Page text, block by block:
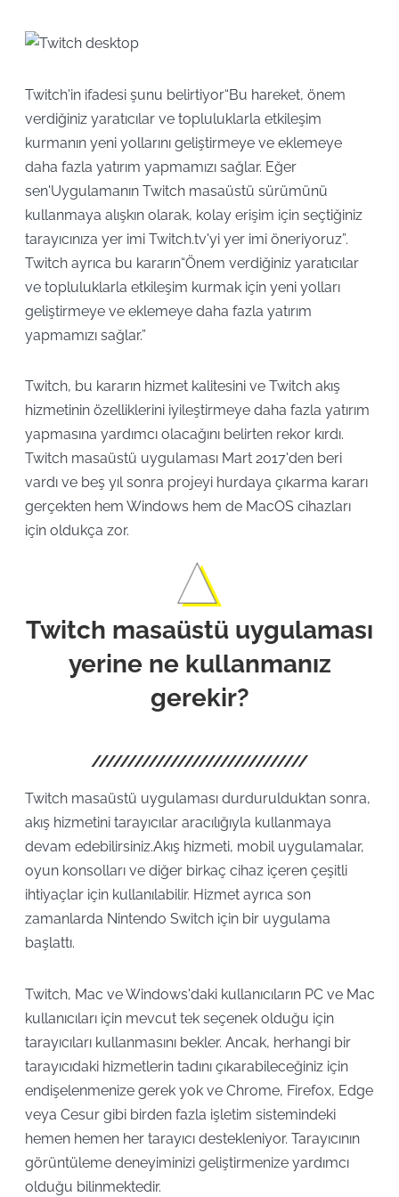
Twitch'in ifadesi şunu belirtiyor“Bu hareket, önem
verdiğiniz yaratıcılar ve topluluklarla etkileşim
kurmanın yeni yollarını geliştirmeye ve eklemeye
daha fazla yatırım yapmamızı sağlar. Eğer
sen'Uygulamanın Twitch masaüstü sürümünü
kullanmaya alışkın olarak, kolay erişim için seçtiğiniz
tarayıcınıza yer imi Twitch.tv'yi yer imi öneriyoruz”.
Twitch ayrıca bu kararın“Önem verdiğiniz yaratıcılar
ve topluluklarla etkileşim kurmak için yeni yolları
geliştirmeye ve eklemeye daha fazla yatırım
yapmamızı sağlar.”
Twitch, bu kararın hizmet kalitesini ve Twitch akış
hizmetinin özelliklerini iyileştirmeye daha fazla yatırım
yapmasına yardımcı olacağını belirten rekor kırdı.
Twitch masaüstü uygulaması Mart 2017'den beri
vardı ve beş yıl sonra projeyi hurdaya çıkarma kararı
gerçekten hem Windows hem de MacOS cihazları
için oldukça zor.
Twitch masaüstü uygulaması
yerine ne kullanmanız
gerekir?
Twitch masaüstü uygulaması durdurulduktan sonra,
akış hizmetini tarayıcılar aracılığıyla kullanmaya
devam edebilirsiniz.Akış hizmeti, mobil uygulamalar,
oyun konsolları ve diğer birkaç cihaz içeren çeşitli
ihtiyaçlar için kullanılabilir. Hizmet ayrıca son
zamanlarda Nintendo Switch için bir uygulama
başlattı.
Twitch, Mac ve Windows'daki kullanıcıların PC ve Mac
kullanıcıları için mevcut tek seçenek olduğu için
tarayıcıları kullanmasını bekler. Ancak, herhangi bir
tarayıcıdaki hizmetlerin tadını çıkarabileceğiniz için
endişelenmenize gerek yok ve Chrome, Firefox, Edge
veya Cesur gibi birden fazla işletim sistemindeki
hemen hemen her tarayıcı destekleniyor. Tarayıcının
görüntüleme deneyiminizi geliştirmenize yardımcı
olduğu bilinmektedir.